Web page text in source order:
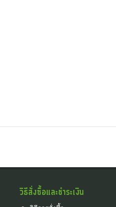
วิธีสั่งซื้อและชำระเงิน